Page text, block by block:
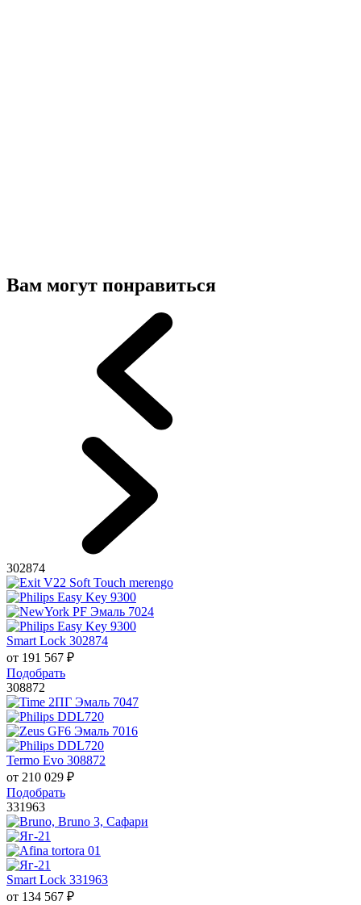
Вам могут понравиться
302874
Smart Lock 302874
от 191 567 ₽
Подобрать
308872
Termo Evo 308872
от 210 029 ₽
Подобрать
331963
Smart Lock 331963
от 134 567 ₽